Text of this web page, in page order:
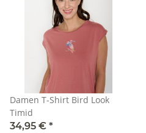
Damen T-Shirt Bird Look
Timid
34,95 € *